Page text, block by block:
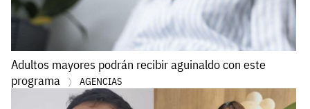
Adultos mayores podrán recibir aguinaldo con este
programa
AGENCIAS